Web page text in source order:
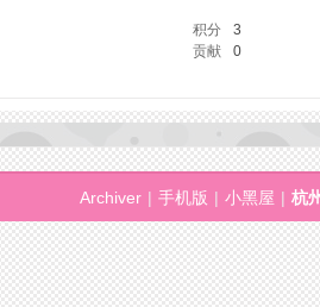
积分
3
贡献 0
Archiver | 手机版 | 小黑屋 | 杭